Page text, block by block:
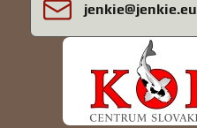
jenkie​@jenkie​.eu